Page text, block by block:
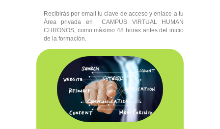
Recibirás por email tu clave de acceso y enlace a tu
Área privada en CAMPUS VIRTUAL HUMAN
CHRONOS, como máximo 48 horas antes del inicio
de la formación.